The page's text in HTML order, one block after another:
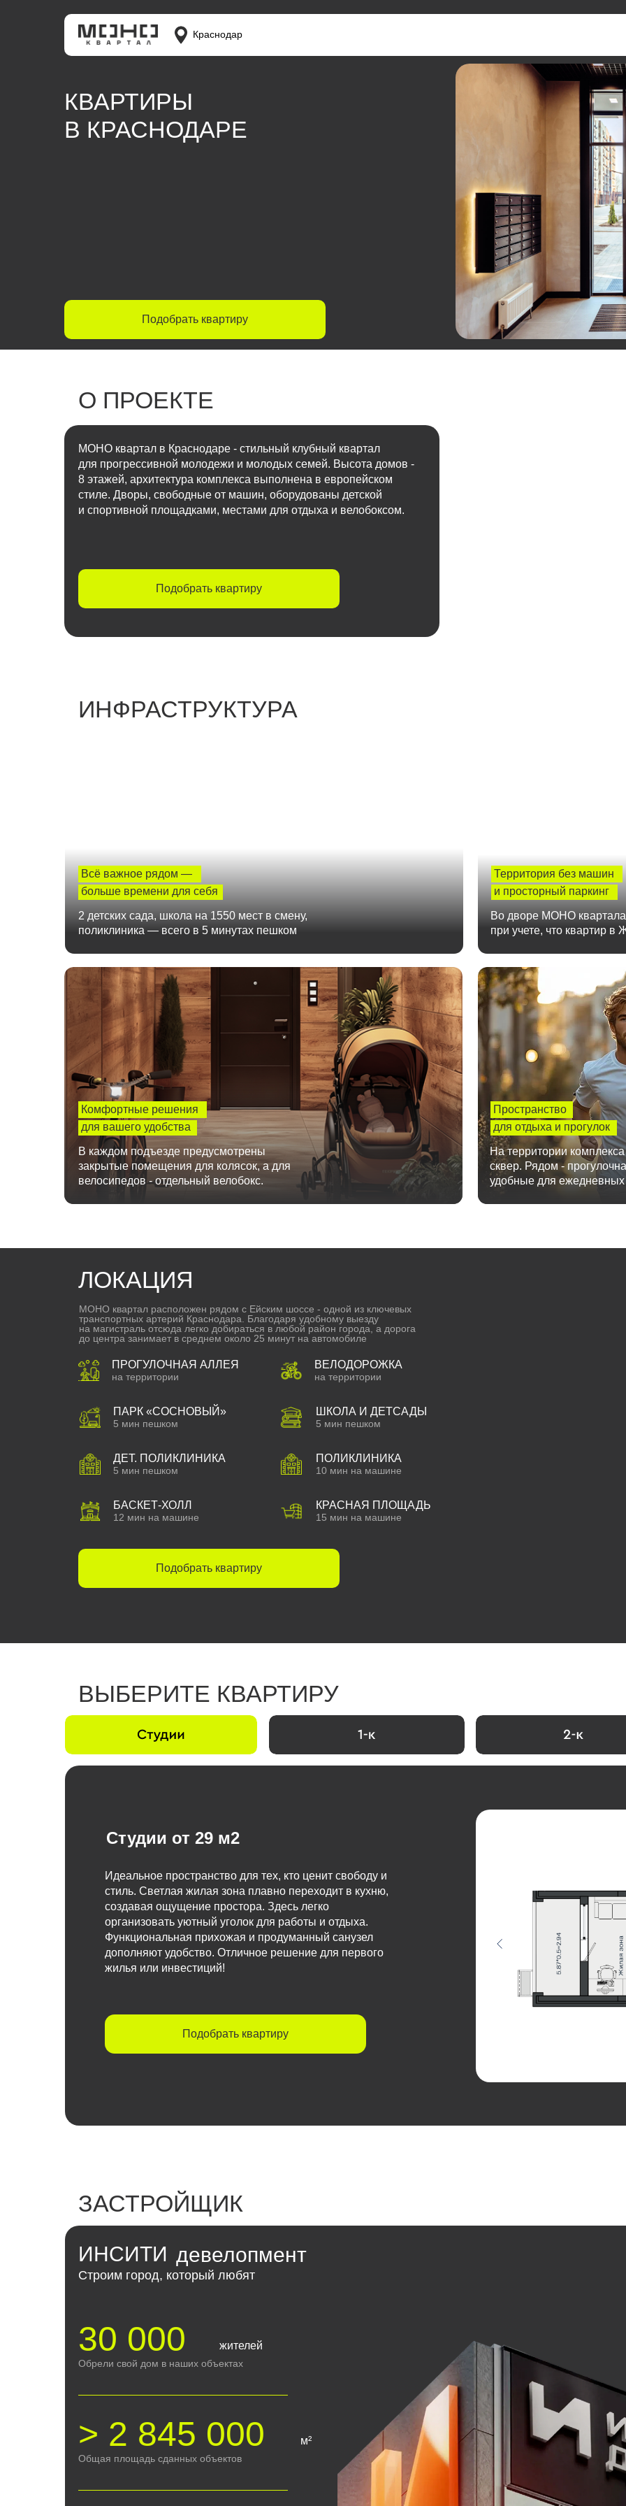
КВАРТИРЫ
В КРАСНОДАРЕ
Подобрать квартиру
Краснодар
О ПРОЕКТЕ
МОНО квартал в Краснодаре - стильный клубный квартал
для прогрессивной молодежи и молодых семей. Высота домов -
8 этажей, архитектура комплекса выполнена в европейском
стиле. Дворы, свободные от машин, оборудованы детской
и спортивной площадками, местами для отдыха и велобоксом.
Подобрать квартиру
Во дворе МОНО квартала
при учете, что квартир в
Территория без машин
и просторный паркинг
2 детских сада, школа на 1550 мест в смену,
поликлиника — всего в 5 минутах пешком
Всё важное рядом —
больше времени для себя
На территории
сквер. Рядом -
удобные для ежедневных
В каждом подъезде предусмотрены
закрытые помещения для колясок, а для
велосипедов - отдельный велобокс.
Пространство
для отдыха и прогулок
Комфортные решения
для вашего удобства
ИНФРАСТРУКТУРА
ЛОКАЦИЯ
ВЕЛОДОРОЖКА
на территории
БАСКЕТ-ХОЛЛ
12 мин на машине
ПОЛИКЛИНИКА
10 мин на машине
ДЕТ. ПОЛИКЛИНИКА
5 мин пешком
ШКОЛА И ДЕТСАДЫ
5 мин пешком
ПАРК «‎СОСНОВЫЙ»
5 мин пешком
КРАСНАЯ ПЛОЩАДЬ
15 мин на машине
ПРОГУЛОЧНАЯ АЛЛЕЯ
МОНО квартал расположен рядом с Ейским шоссе - одной из ключевых
транспортных артерий Краснодара. Благодаря удобному выезду
на магистраль отсюда легко добираться в любой район города, а дорога
до центра занимает в среднем около 25 минут на автомобиле
на территории
Подобрать квартиру
ВЫБЕРИТЕ КВАРТИРУ
1-к 2-к
Студии
Идеальное пространство для тех, кто ценит свободу и
стиль. Светлая жилая зона плавно переходит в кухню,
создавая ощущение простора. Здесь легко
организовать уютный уголок для работы и отдыха.
Функциональная прихожая и продуманный санузел
дополняют удобство. Отличное решение для первого
жилья или инвестиций!
Студии от 29 м2
Подобрать квартиру
ЗАСТРОЙЩИК
девелопмент
ИНСИТИ
Строим город, который любят
м²
> 2 845 000
Общая площадь сданных объектов
жителей
30 000
Обрели свой дом в наших объектах